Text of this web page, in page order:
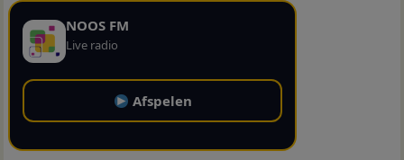
NOOS FM
Live radio
Afspelen